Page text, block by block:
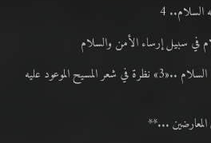
السلام.. 4
في سبيل إرساء الأمن والسلام
رأيٌ في لغة المسيح الموعود عليه السلام ..«3» نظرة في شعر المسيح الموعود عليه
...**